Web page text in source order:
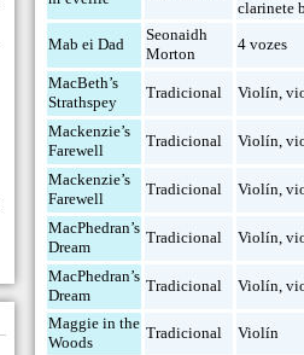
clarinete
Mab ei Dad
Seonaidh
Morton
4 vozes
MacBeth’s
Strathspey
Tradicional Violín,
Mackenzie’s
Farewell
Tradicional Violín,
Mackenzie’s
Farewell
Tradicional Violín,
MacPhedran’s
Dream
Tradicional Violín,
MacPhedran’s
Dream
Tradicional Violín,
Maggie in the
Woods
Tradicional
Violín